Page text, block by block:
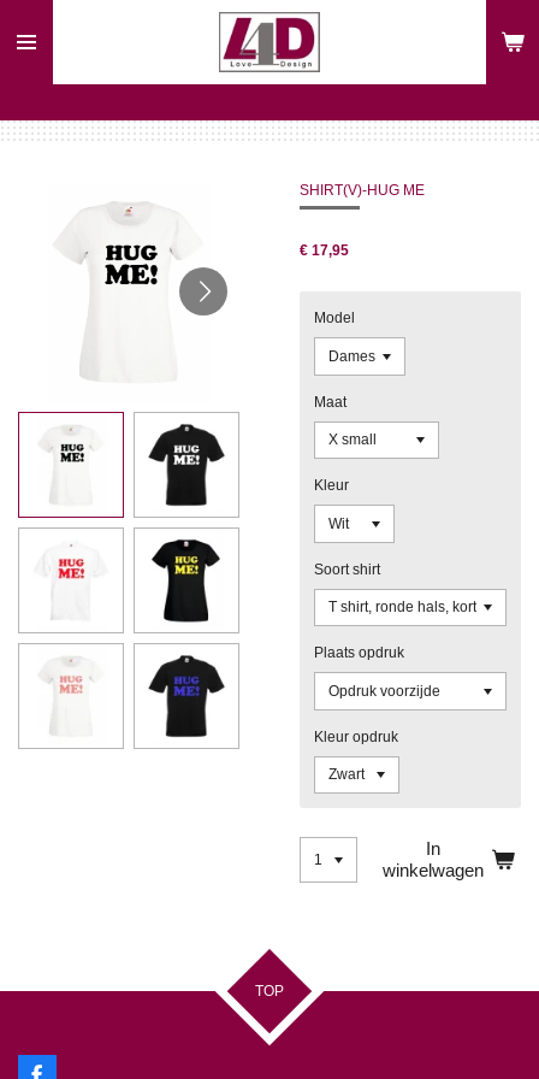
direct
hoofdinhoud
SHIRT(V)-HUG ME
€ 17,95
Model
Maat
Kleur
Soort shirt
Plaats opdruk
Kleur opdruk
In
winkelwagen
TOP